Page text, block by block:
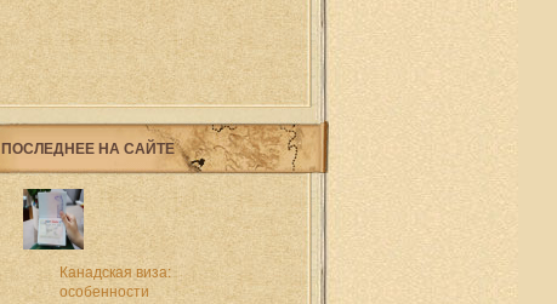
ПОСЛЕДНЕЕ НА САЙТЕ
Канадская виза:
особенности